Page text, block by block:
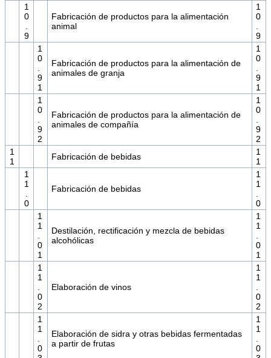
1
0
.
9
Fabricación de productos para la alimentación
animal
1
0
.
9
1
0
.
9
1
Fabricación de productos para la alimentación de
animales de granja
1
0
.
9
1
1
0
.
9
2
Fabricación de productos para la alimentación de
animales de compañía
1
0
.
9
2
1
1
Fabricación de bebidas
1
1
1
1
.
0
Fabricación de bebidas
1
1
.
0
1
1
.
0
1
Destilación, rectificación y mezcla de bebidas
alcohólicas
1
1
.
0
1
1
1
.
0
2
Elaboración de vinos
1
1
.
0
2
1
1
.
0
Elaboración de sidra y otras bebidas fermentadas
a partir de frutas
1
1
.
0